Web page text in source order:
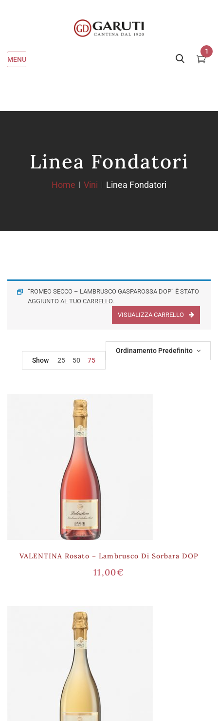
MENU
1
Linea Fondatori
Home Vini Linea Fondatori
“ROMEO SECCO – LAMBRUSCO GASPAROSSA DOP” È STATO
AGGIUNTO AL TUO CARRELLO.
VISUALIZZA CARRELLO
Ordinamento Predefinito
Show
25 50 75
VALENTINA Rosato – Lambrusco Di Sorbara DOP
11,00€